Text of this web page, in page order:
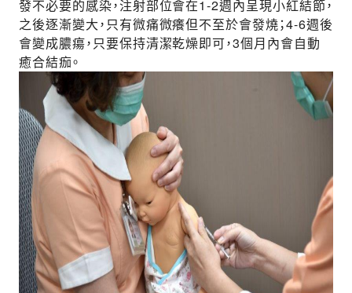
發不必要的感染，注射部位會在1-2週內呈現小紅結節，
之後逐漸變大，只有微痛微癢但不至於會發燒；4-6週後
會變成膿瘍，只要保持清潔乾燥即可，3個月內會自動
癒合結痂。